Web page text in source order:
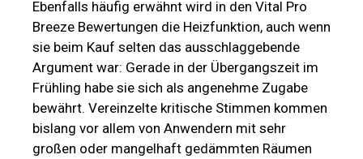
Ebenfalls häufig erwähnt wird in den Vital Pro
Breeze Bewertungen die Heizfunktion, auch wenn
sie beim Kauf selten das ausschlaggebende
Argument war: Gerade in der Übergangszeit im
Frühling habe sie sich als angenehme Zugabe
bewährt. Vereinzelte kritische Stimmen kommen
bislang vor allem von Anwendern mit sehr
großen oder mangelhaft gedämmten Räumen